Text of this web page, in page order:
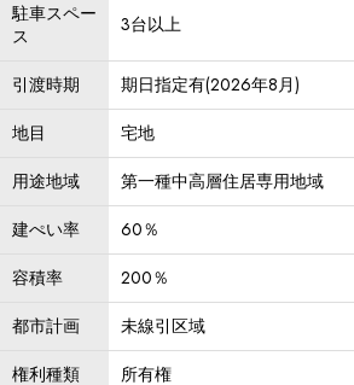
駐車スペー
ス
3台以上
引渡時期
期日指定有(2026年8月)
地目
宅地
用途地域
第一種中高層住居専用地域
建ぺい率
60％
容積率
200％
都市計画
未線引区域
権利種類
所有権